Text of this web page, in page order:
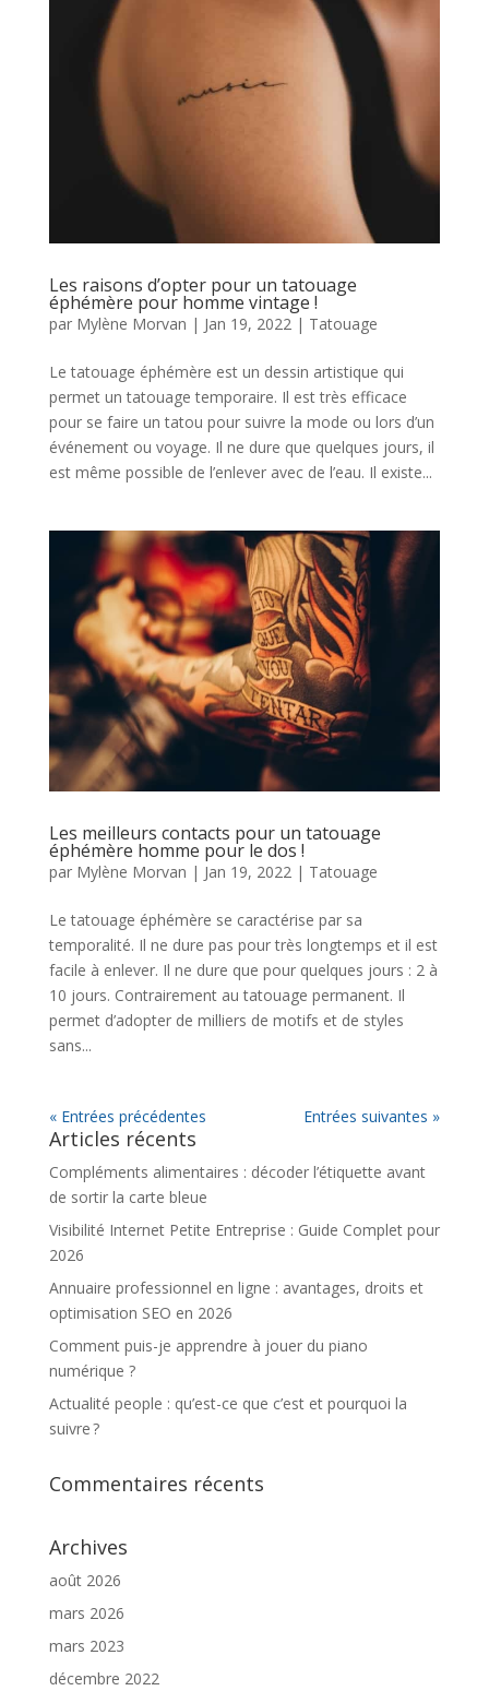
Les raisons d’opter pour un tatouage
éphémère pour homme vintage !
par Mylène Morvan | Jan 19, 2022| Tatouage
Le tatouage éphémère est un dessin artistique qui
permet un tatouage temporaire. Il est très efficace
pour se faire un tatou pour suivre la mode ou lors d’un
événement ou voyage. Il ne dure que quelques jours, il
est même possible de l’enlever avec de l’eau. Il existe...
Les meilleurs contacts pour un tatouage
éphémère homme pour le dos !
par Mylène Morvan | Jan 19, 2022| Tatouage
Le tatouage éphémère se caractérise par sa
temporalité. Il ne dure pas pour très longtemps et il est
facile à enlever. Il ne dure que pour quelques jours : 2 à
10 jours. Contrairement au tatouage permanent. Il
permet d’adopter de milliers de motifs et de styles
sans...
« Entrées précédentes Entrées suivantes »
Articles récents
Compléments alimentaires : décoder l’étiquette avant
de sortir la carte bleue
Visibilité Internet Petite Entreprise : Guide Complet pour
2026
Annuaire professionnel en ligne : avantages, droits et
optimisation SEO en 2026
Comment puis-je apprendre à jouer du piano
numérique ?
Actualité people : qu’est-ce que c’est et pourquoi la
suivre ?
Commentaires récents
Archives
août 2026
mars 2026
mars 2023
décembre 2022